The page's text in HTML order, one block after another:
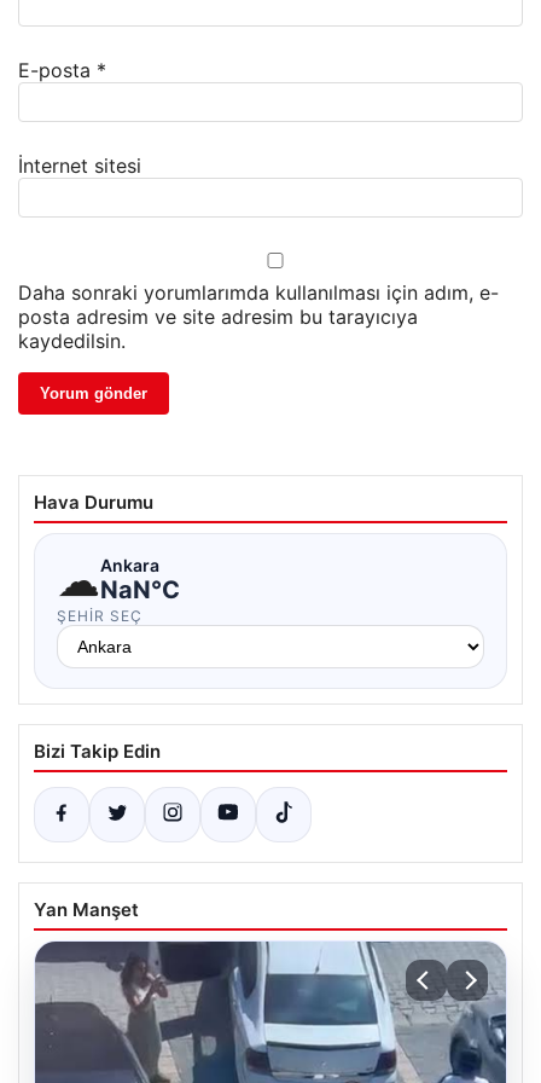
E-posta *
İnternet sitesi
Daha sonraki yorumlarımda kullanılması için adım, e-
posta adresim ve site adresim bu tarayıcıya
kaydedilsin.
Hava Durumu
☁Ankara
NaN°C
ŞEHIR SEÇ
Bizi Takip Edin
Yan Manşet